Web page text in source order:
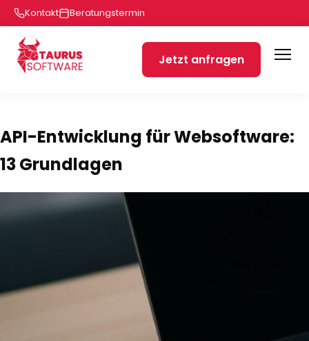
Kontakt Beratungstermin
Jetzt anfragen
API-Entwicklung für Websoftware:
13 Grundlagen